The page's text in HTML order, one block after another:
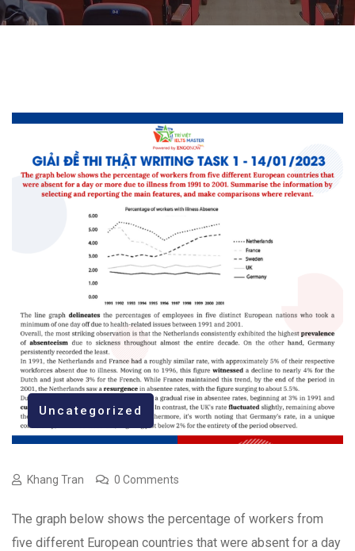
Uncategorized
Khang Tran 0 Comments
The graph below shows the percentage of workers from
five different European countries that were absent for a day